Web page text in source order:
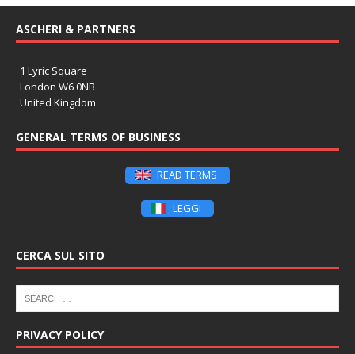
ASCHERI & PARTNERS
1 Lyric Square
London W6 0NB
United Kingdom
GENERAL TERMS OF BUSINESS
READ TERMS
LEGGI
CERCA SUL SITO
PRIVACY POLICY